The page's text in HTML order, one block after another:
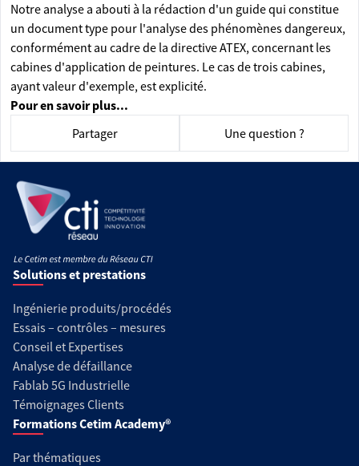
Notre analyse a abouti à la rédaction d'un guide qui constitue
un document type pour l'analyse des phénomènes dangereux,
conformément au cadre de la directive ATEX, concernant les
cabines d'application de peintures. Le cas de trois cabines,
ayant valeur d'exemple, est explicité.
Pour en savoir plus...
Partager
Une question ?
Solutions et prestations
Ingénierie produits/procédés
Essais – contrôles – mesures
Conseil et Expertises
Analyse de défaillance
Fablab 5G Industrielle
Témoignages Clients
Formations Cetim Academy®
Par thématiques